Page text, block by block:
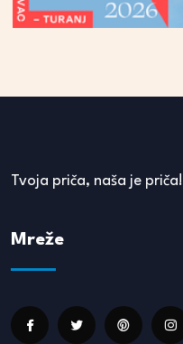
Tvoja priča, naša je priča!
Mreže